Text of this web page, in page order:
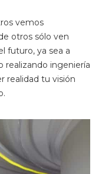
vemos
otros sólo ven
futuro, ya sea a
realizando ingeniería
realidad tu visión